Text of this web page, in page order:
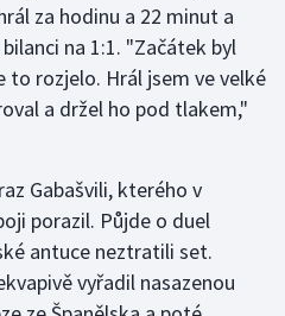
za hodinu a 22 minut a
na 1:1. "Začátek byl
to rozjelo. Hrál jsem ve velké
a držel ho pod tlakem,"
Gabašvili, kterého v
porazil. Půjde o duel
antuce neztratili set.
vyřadil nasazenou